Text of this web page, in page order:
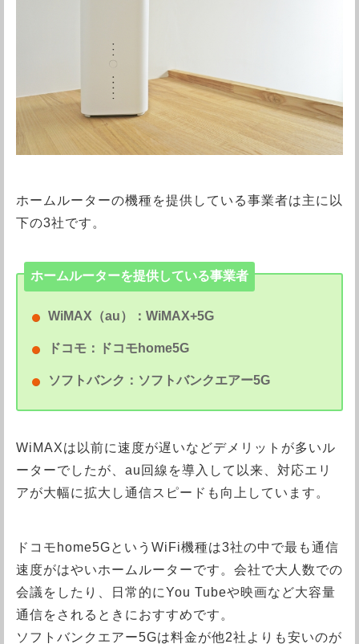
ホームルーターの機種を提供している事業者は主に以
下の3社です。
ホームルーターを提供している事業者
WiMAX（au）：WiMAX+5G
ドコモ：ドコモhome5G
ソフトバンク：ソフトバンクエアー5G
WiMAXは以前に速度が遅いなどデメリットが多いル
ーターでしたが、au回線を導入して以来、対応エリ
アが大幅に拡大し通信スピードも向上しています。
ドコモhome5GというWiFi機種は3社の中で最も通信
速度がはやいホームルーターです。会社で大人数での
会議をしたり、日常的にYou Tubeや映画など大容量
通信をされるときにおすすめです。
ソフトバンクエアー5Gは料金が他2社よりも安いのが